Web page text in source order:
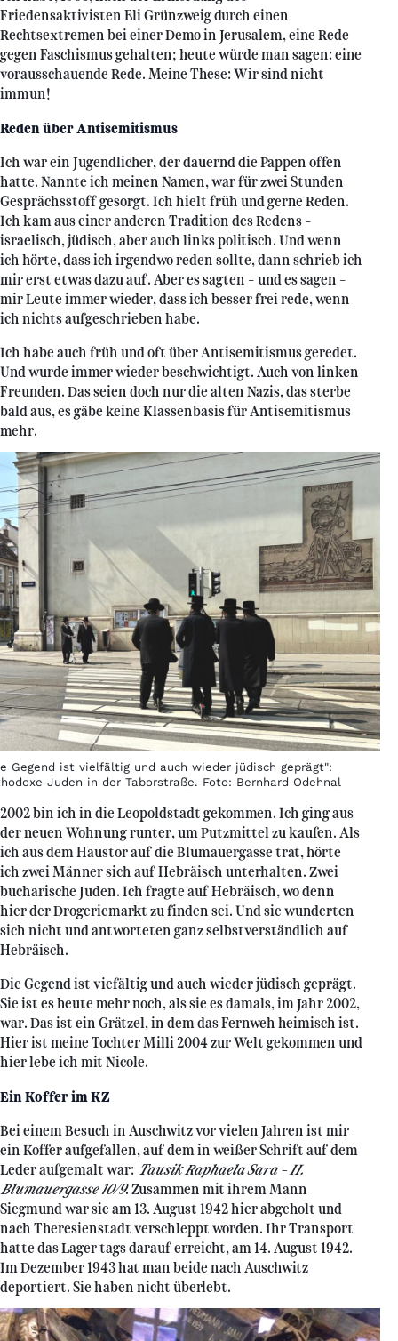
Friedensaktivisten Eli Grünzweig durch einen
Rechtsextremen bei einer Demo in Jerusalem, eine Rede
gegen Faschismus gehalten; heute würde man sagen: eine
vorausschauende Rede. Meine These: Wir sind nicht
immun!
Reden über Antisemitismus
Ich war ein Jugendlicher, der dauernd die Pappen offen
hatte. Nannte ich meinen Namen, war für zwei Stunden
Gesprächsstoff gesorgt. Ich hielt früh und gerne Reden.
Ich kam aus einer anderen Tradition des Redens –
israelisch, jüdisch, aber auch links politisch. Und wenn
ich hörte, dass ich irgendwo reden sollte, dann schrieb ich
mir erst etwas dazu auf. Aber es sagten – und es sagen –
mir Leute immer wieder, dass ich besser frei rede, wenn
ich nichts aufgeschrieben habe.
Ich habe auch früh und oft über Antisemitismus geredet.
Und wurde immer wieder beschwichtigt. Auch von linken
Freunden. Das seien doch nur die alten Nazis, das sterbe
bald aus, es gäbe keine Klassenbasis für Antisemitismus
mehr.
Gegend ist vielfältig und auch wieder jüdisch geprägt":
Juden in der Taborstraße. Foto: Bernhard Odehnal
2002 bin ich in die Leopoldstadt gekommen. Ich ging aus
der neuen Wohnung runter, um Putzmittel zu kaufen. Als
ich aus dem Haustor auf die Blumauergasse trat, hörte
ich zwei Männer sich auf Hebräisch unterhalten. Zwei
bucharische Juden. Ich fragte auf Hebräisch, wo denn
hier der Drogeriemarkt zu finden sei. Und sie wunderten
sich nicht und antworteten ganz selbstverständlich auf
Hebräisch.
Die Gegend ist viefältig und auch wieder jüdisch geprägt.
Sie ist es heute mehr noch, als sie es damals, im Jahr 2002,
war. Das ist ein Grätzel, in dem das Fernweh heimisch ist.
Hier ist meine Tochter Milli 2004 zur Welt gekommen und
hier lebe ich mit Nicole.
Ein Koffer im KZ
Bei einem Besuch in Auschwitz vor vielen Jahren ist mir
ein Koffer aufgefallen, auf dem in weißer Schrift auf dem
Leder aufgemalt war: Tausik Raphaela Sara – II.
Blumauergasse 10/9. Zusammen mit ihrem Mann
Siegmund war sie am 13. August 1942 hier abgeholt und
nach Theresienstadt verschleppt worden. Ihr Transport
hatte das Lager tags darauf erreicht, am 14. August 1942.
Im Dezember 1943 hat man beide nach Auschwitz
deportiert. Sie haben nicht überlebt.